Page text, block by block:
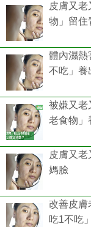
皮膚又
物」留住
體內濕
不吃」養
被嫌又
老食物」
皮膚又
媽臉
改善皮
吃1不吃